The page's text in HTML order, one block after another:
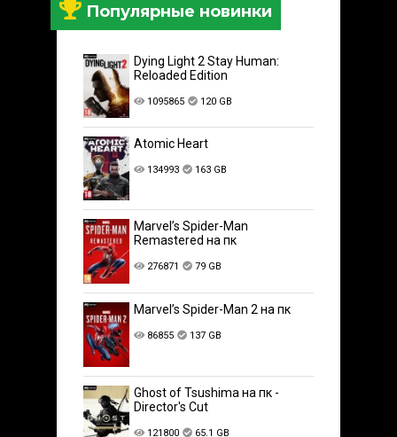
Популярные новинки
Dying Light 2 Stay Human:
Reloaded Edition
1095865 120 GB
Atomic Heart
134993 163 GB
Marvel’s Spider-Man
Remastered на пк
276871 79 GB
Marvel’s Spider-Man 2 на пк
86855 137 GB
Ghost of Tsushima на пк -
Director's Cut
121800 65.1 GB